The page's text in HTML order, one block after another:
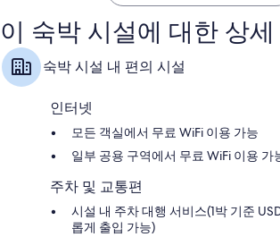
하
얏
트
로
스
륭
해
요,
이
용
이 숙박 시설에 대한 상세
숙박 시설 내 편의 시설
인터넷
모든 객실에서 무료 WiFi 이용 가능
일부 공용 구역에서 무료 WiFi 이용 가
주차 및 교통편
시설 내 주차 대행 서비스(1박 기준
롭게 출입 가능)